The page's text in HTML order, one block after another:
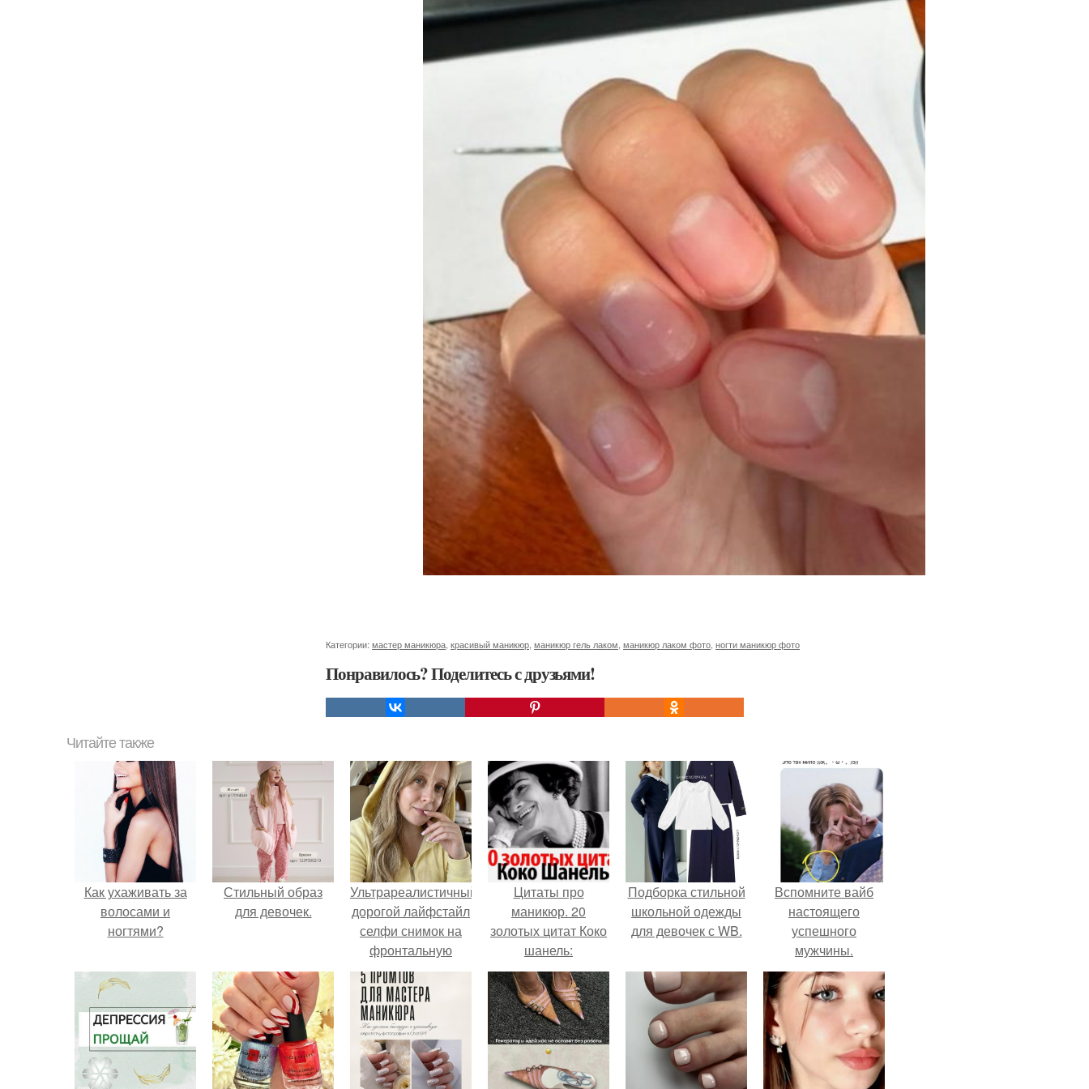
Категории: мастер маникюра, красивый маникюр, маникюр гель лаком, маникюр лаком фото, ногти маникюр фото
Понравилось? Поделитесь с друзьями!
Читайте также
Как ухаживать за
волосами и
ногтями?
Стильный образ
для девочек.
Ультрареалистичный
дорогой лайфстайл
селфи снимок на
фронтальную
камеру.
Цитаты про
маникюр. 20
золотых цитат Коко
шанель:
Подборка стильной
школьной одежды
для девочек с WB.
Вспомните вайб
настоящего
успешного
мужчины.